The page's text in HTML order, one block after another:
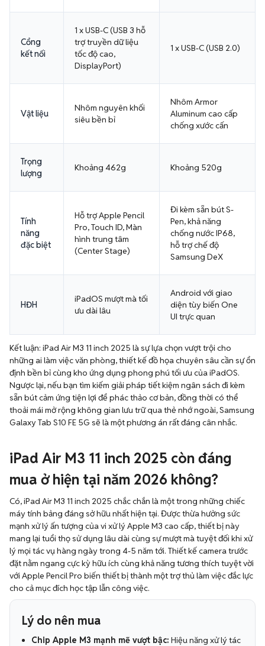
Cổng
kết nối
1 x USB-C (USB 3 hỗ
trợ truyền dữ liệu
tốc độ cao,
DisplayPort)
1 x USB-C (USB 2.0)
Vật liệu
Nhôm nguyên khối
siêu bền bỉ
Nhôm Armor
Aluminum cao cấp
chống xước cấn
Trọng
lượng
Khoảng 462g Khoảng 520g
Tính
năng
đặc biệt
Hỗ trợ Apple Pencil
Pro, Touch ID, Màn
hình trung tâm
(Center Stage)
Đi kèm sẵn bút S-
Pen, khả năng
chống nước IP68,
hỗ trợ chế độ
Samsung DeX
HĐH
iPadOS mượt mà tối
ưu dài lâu
Android với giao
diện tùy biến One
UI trực quan
Kết luận: iPad Air M3 11 inch 2025 là sự lựa chọn vượt trội cho
những ai làm việc văn phòng, thiết kế đồ họa chuyên sâu cần sự ổn
định bền bỉ cùng kho ứng dụng phong phú tối ưu của iPadOS.
Ngược lại, nếu bạn tìm kiếm giải pháp tiết kiệm ngân sách đi kèm
sẵn bút cảm ứng tiện lợi để phác thảo cơ bản, đồng thời có thể
thoải mái mở rộng không gian lưu trữ qua thẻ nhớ ngoài, Samsung
Galaxy Tab S10 FE 5G sẽ là một phương án rất đáng cân nhắc.
iPad Air M3 11 inch 2025 còn đáng
mua ở hiện tại năm 2026 không?
Có, iPad Air M3 11 inch 2025 chắc chắn là một trong những chiếc
máy tính bảng đáng sở hữu nhất hiện tại. Được thừa hưởng sức
mạnh xử lý ấn tượng của vi xử lý Apple M3 cao cấp, thiết bị này
mang lại tuổi thọ sử dụng lâu dài cùng sự mượt mà tuyệt đối khi xử
lý mọi tác vụ hàng ngày trong 4-5 năm tới. Thiết kế camera trước
đặt nằm ngang cực kỳ hữu ích cùng khả năng tương thích tuyệt vời
với Apple Pencil Pro biến thiết bị thành một trợ thủ làm việc đắc lực
cho cả mục đích học tập lẫn công việc.
Lý do nên mua
Chip Apple M3 mạnh mẽ vượt bậc: Hiệu năng xử lý tác